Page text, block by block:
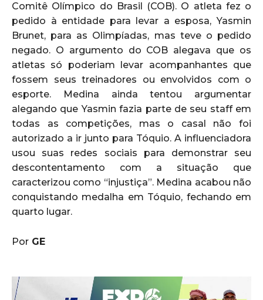
Comitê Olímpico do Brasil (COB). O atleta fez o
pedido à entidade para levar a esposa, Yasmin
Brunet, para as Olimpíadas, mas teve o pedido
negado. O argumento do COB alegava que os
atletas só poderiam levar acompanhantes que
fossem seus treinadores ou envolvidos com o
esporte. Medina ainda tentou argumentar
alegando que Yasmin fazia parte de seu staff em
todas as competições, mas o casal não foi
autorizado a ir junto para Tóquio. A influenciadora
usou suas redes sociais para demonstrar seu
descontentamento com a situação que
caracterizou como “injustiça”. Medina acabou não
conquistando medalha em Tóquio, fechando em
quarto lugar.
Por GE